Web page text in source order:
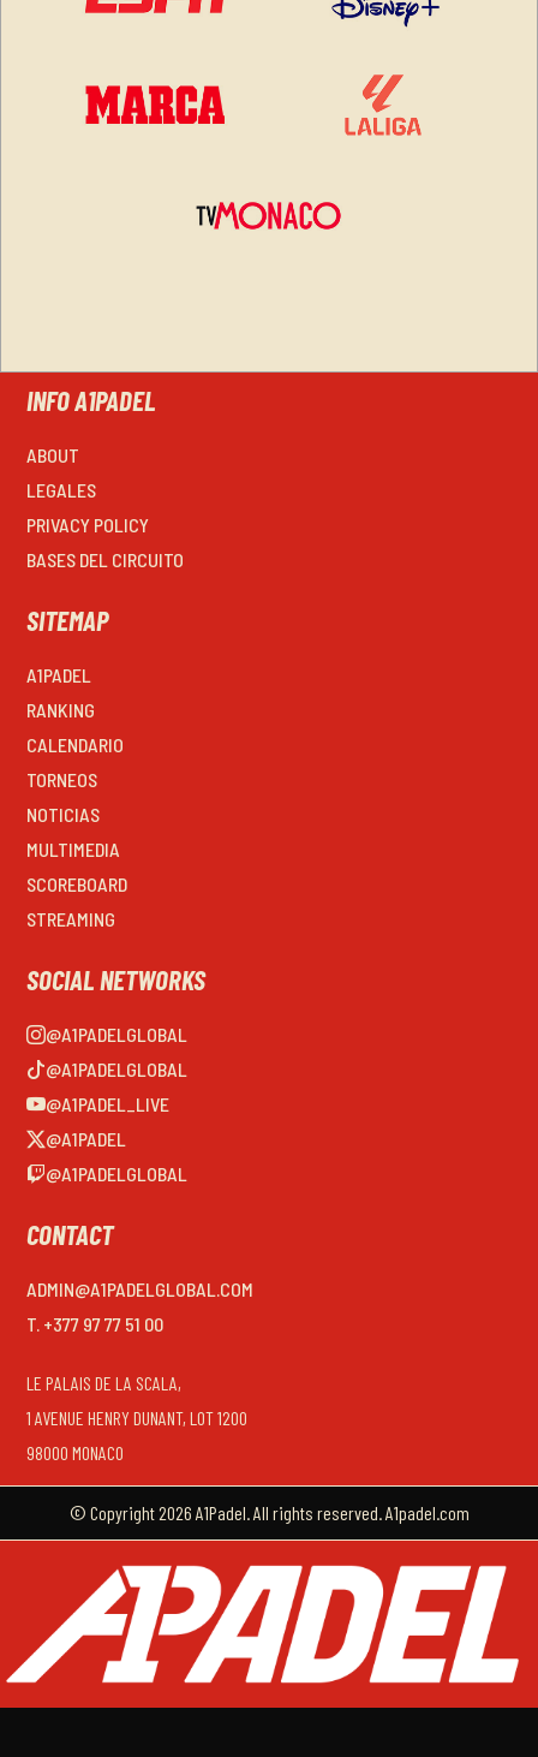
INFO A1PADEL
ABOUT
LEGALES
PRIVACY POLICY
BASES DEL CIRCUITO
SITEMAP
A1PADEL
RANKING
CALENDARIO
TORNEOS
NOTICIAS
MULTIMEDIA
SCOREBOARD
STREAMING
SOCIAL NETWORKS
@A1PADELGLOBAL
@A1PADELGLOBAL
@A1PADEL_LIVE
@A1PADEL
@A1PADELGLOBAL
CONTACT
ADMIN@A1PADELGLOBAL.COM
T. +377 97 77 51 00
LE PALAIS DE LA SCALA,
1 AVENUE HENRY DUNANT, LOT 1200
98000 MONACO
© Copyright 2026 A1Padel. All rights reserved. A1padel.com